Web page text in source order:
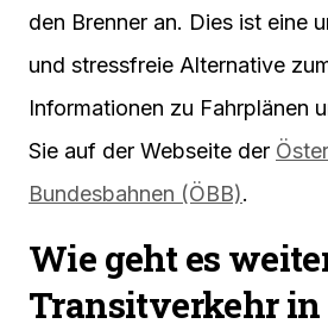
den Brenner an. Dies ist eine
und stressfreie Alternative
Informationen zu Fahrplänen
Sie auf der Webseite der
Bundesbahnen (ÖBB).
Wie geht es
Transitverkehr in